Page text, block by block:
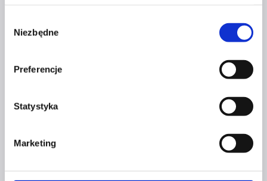
zgody
Niezbędne
Preferencje
Statystyka
Marketing
ANNA WALENCZAK
Przez
2 września